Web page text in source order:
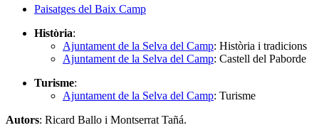
Paisatges del Baix Camp
Història:
Ajuntament de la Selva del Camp: Història i tradicions
Ajuntament de la Selva del Camp: Castell del Paborde
Turisme:
Ajuntament de la Selva del Camp: Turisme
Autors: Ricard Ballo i Montserrat Tañá.